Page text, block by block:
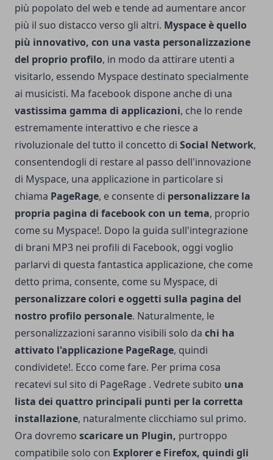
più popolato del web e tende ad aumentare ancor
più il suo distacco verso gli altri. Myspace è quello
più innovativo, con una vasta personalizzazione
del proprio profilo, in modo da attirare utenti a
visitarlo, essendo Myspace destinato specialmente
ai musicisti. Ma facebook dispone anche di una
vastissima gamma di applicazioni, che lo rende
estremamente interattivo e che riesce a
rivoluzionale del tutto il concetto di Social Network,
consentendogli di restare al passo dell'innovazione
di Myspace, una applicazione in particolare si
chiama PageRage, e consente di personalizzare la
propria pagina di facebook con un tema, proprio
come su Myspace!. Dopo la guida sull'integrazione
di brani MP3 nei profili di Facebook, oggi voglio
parlarvi di questa fantastica applicazione, che come
detto prima, consente, come su Myspace, di
personalizzare colori e oggetti sulla pagina del
nostro profilo personale. Naturalmente, le
personalizzazioni saranno visibili solo da chi ha
attivato l'applicazione PageRage, quindi
condividete!. Ecco come fare. Per prima cosa
recatevi sul sito di PageRage . Vedrete subito una
lista dei quattro principali punti per la corretta
installazione, naturalmente clicchiamo sul primo.
Ora dovremo scaricare un Plugin, purtroppo
compatibile solo con Explorer e Firefox, quindi gli